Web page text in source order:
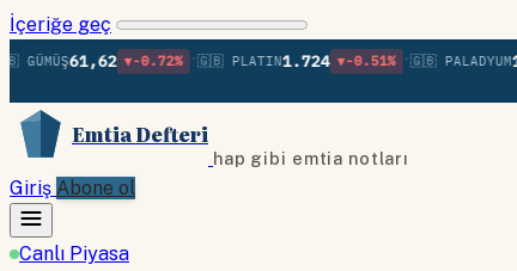
İçeriğe geç
61,62 ▼-0.72% •🇬🇧 PLATIN1.724 ▼-0.51% •🇬🇧 PALADYUM1.370
Emtia Defteri
hap gibi emtia notları
Giriş Abone ol
Canlı Piyasa